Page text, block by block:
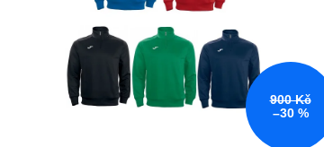
900 Kč
–30 %